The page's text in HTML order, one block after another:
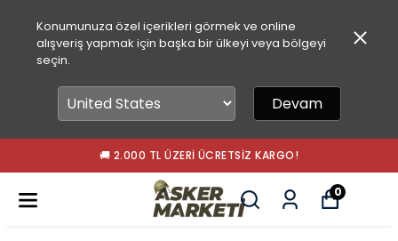
Konumunuza özel içerikleri görmek ve online
alışveriş yapmak için başka bir ülkeyi veya bölgeyi
seçin.
Devam
🚚 2.000 TL ÜZERI ÜCRETSIZ KARGO!
0